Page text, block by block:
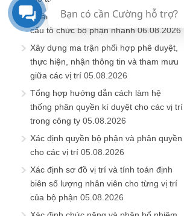
Hoàn thiện và hướng dẫn cách làm cơ
cấu tổ chức bộ phận nhanh 06.08.2026
Xây dựng ma trận phối hợp phê duyệt,
thực hiện, nhận thông tin và tham mưu
giữa các vị trí 05.08.2026
Tổng hợp hướng dẫn cách làm hệ
thống phân quyền kí duyệt cho các vị trí
trong công ty 05.08.2026
Xác định quyền bộ phận và phân quyền
cho các vị trí 05.08.2026
Xác định sơ đồ vị trí và tính toán định
biên số lượng nhân viên cho từng vị trí
của bộ phận 05.08.2026
Bạn có cần Cường hỗ trợ?